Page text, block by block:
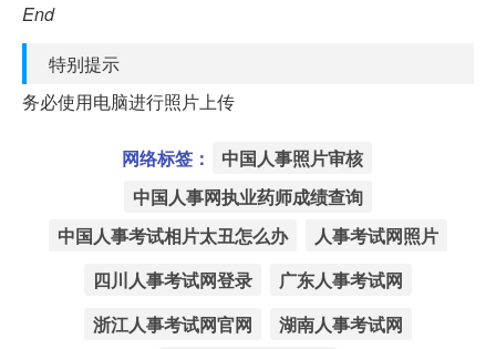
End
特别提示
务必使用电脑进行照片上传
网络标签：
中国人事照片审核
中国人事网执业药师成绩查询
中国人事考试相片太丑怎么办
人事考试网照片
四川人事考试网登录
广东人事考试网
浙江人事考试网官网
湖南人事考试网